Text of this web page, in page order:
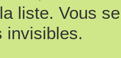
liste. Vous
invisibles.